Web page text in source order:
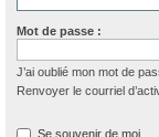
Mot de passe :
J’ai oublié mon mot de
Renvoyer le courriel
Se souvenir de moi